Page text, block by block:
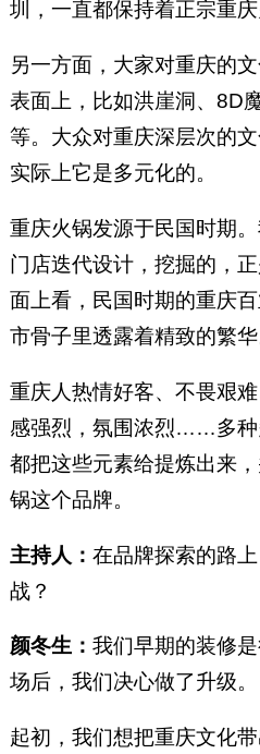
圳，一直都保持着正宗重庆
另一方面，大家对重庆的
表面上，比如洪崖洞、8D
等。大众对重庆深层次的
实际上它是多元化的。
重庆火锅发源于民国时期
门店迭代设计，挖掘的，
面上看，民国时期的重庆
市骨子里透露着精致的繁华
重庆人热情好客、不畏艰
感强烈，氛围浓烈……多种
都把这些元素给提炼出来
锅这个品牌。
主持人： 在品牌探索的路
战？
颜冬生： 我们早期的装修
场后，我们决心做了升级。
起初，我们想把重庆文化